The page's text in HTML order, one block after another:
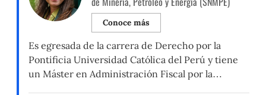
Investigación en Estado y Sociedad (GIES).
Especialista en sociología política y […]
Conoce más
Es egresada de la carrera de Derecho por la
Pontificia Universidad Católica del Perú y tiene
un Máster en Administración Fiscal por la